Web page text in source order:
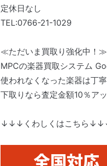
定休日なし
TEL:0766-21-1029
≪ただいま買取り強化中！≫
MPCの楽器買取システム
使われなくなった楽器は丁
下取りなら査定金額10％アッ
↓↓↓くわしくはこちら